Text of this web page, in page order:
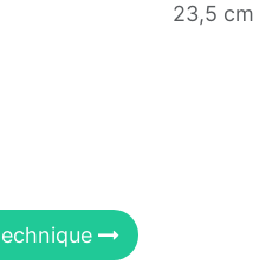
23,5 cm